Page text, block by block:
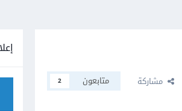
مشاركة متابعون 2